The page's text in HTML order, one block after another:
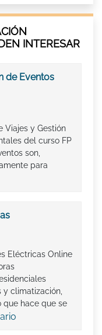
INTERESAR
de Eventos
Viajes y Gestión
del curso FP
son,
para
Eléctricas Online
y climatización,
que hace que se